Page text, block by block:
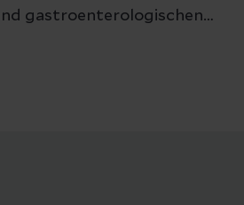
gastroenterologischen
und teilweise sogar